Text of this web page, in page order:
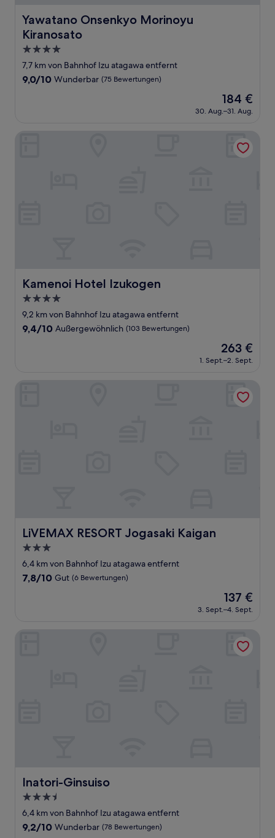
Yawatano Onsenkyo Morinoyu
Kiranosato
Yawatano Onsenkyo Morinoyu Kiranosato
4.0-
Sterne-
Unterkunft
7,7 km von Bahnhof Izu atagawa entfernt
9.0
Bewertungen)
9,0/10 Wunderbar (75 Bewertungen)
Der
Preis
beträgt
184 €
30. Aug.–31. Aug.
Kamenoi Hotel Izukogen
Kamenoi Hotel Izukogen
4.0-
Sterne-
Unterkunft
9,2 km von Bahnhof Izu atagawa entfernt
9.4
Bewertungen)
9,4/10 Außergewöhnlich (103 Bewertungen)
Der
Preis
beträgt
263 €
1. Sept.–2. Sept.
LiVEMAX RESORT Jogasaki Kaigan
LiVEMAX RESORT Jogasaki Kaigan
3.0-
Sterne-
Unterkunft
6,4 km von Bahnhof Izu atagawa entfernt
7.8
Bewertungen)
7,8/10 Gut (6 Bewertungen)
Der
Preis
beträgt
137 €
3. Sept.–4. Sept.
Inatori-Ginsuiso
Inatori-Ginsuiso
3.5-
Sterne-
Unterkunft
6,4 km von Bahnhof Izu atagawa entfernt
9.2
9,2/10 Wunderbar (78 Bewertungen)